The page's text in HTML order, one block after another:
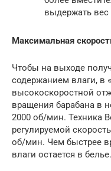
выдержать вес
Максимальная
Чтобы на выходе
содержанием влаги, в
высокоскоростной
вращения барабана в
2000 об/мин. Техника
регулируемой
об/мин. Чем быстрее
влаги остается в белье.